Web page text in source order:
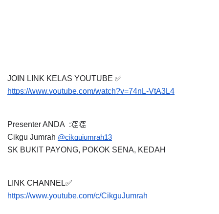
JOIN LINK KELAS YOUTUBE ✅
https://www.youtube.com/watch?v=74nL-VtA3L4
Presenter ANDA  :👏👏
Cikgu Jumrah @cikgujumrah13
SK BUKIT PAYONG, POKOK SENA, KEDAH
LINK CHANNEL✅
https://www.youtube.com/c/CikguJumrah